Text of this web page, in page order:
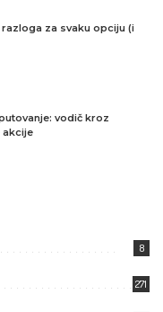
za svaku opciju (i
vodič kroz
akcije
8
271